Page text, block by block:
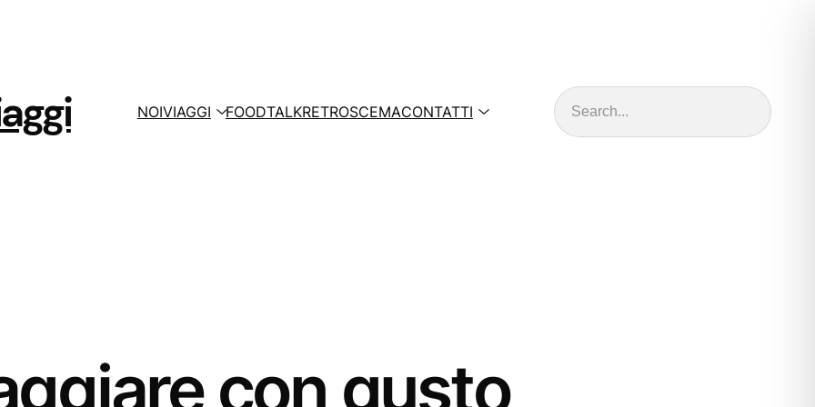
NOIVIAGGI FOODTALKRETROSCEMACONTATTI
Cerca
con gusto